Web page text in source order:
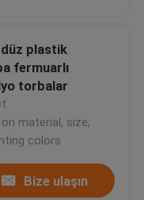
düz plastik
fermuarlı
torbalar
material, size,
colors
Bize ulaşın